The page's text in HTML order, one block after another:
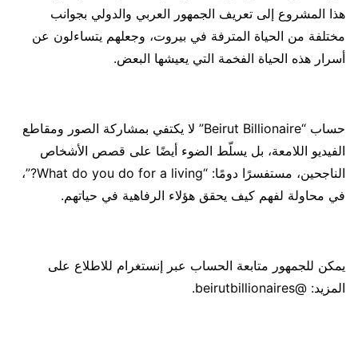
هذا المشروع إلى تعريف الجمهور العربي والدولي بجوانب
مختلفة من الحياة المترفة في بيروت، وجعلهم يتساءلون عن
أسرار هذه الحياة الفخمة التي يعيشها البعض.
حساب “Beirut Billionaire” لا يكتفي بمشاركة الصور ومقاطع
الفيديو اللامعة، بل يسلّط الضوء أيضًا على قصص الأشخاص
الناجحين، مستفسرًا دومًا: “What do you do for a living?”،
في محاولة لفهم كيف يحقق هؤلاء الرفاهية في حياتهم.
يمكن للجمهور متابعة الحساب عبر إنستغرام للاطلاع على
المزيد: @beirutbillionaires.